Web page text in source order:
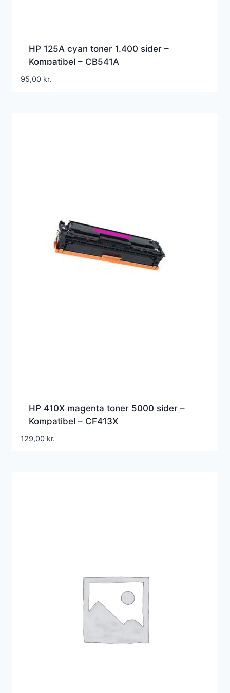
HP 125A cyan toner 1.400 sider –
Kompatibel – CB541A
95,00 kr.
HP 410X magenta toner 5000 sider –
Kompatibel – CF413X
129,00 kr.